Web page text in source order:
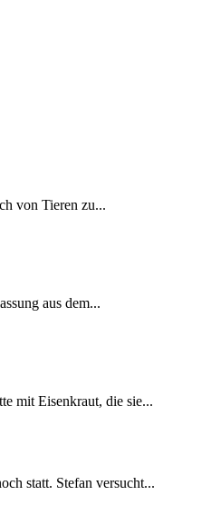
von Tieren zu...
aus dem...
mit Eisenkraut, die sie...
statt. Stefan versucht...